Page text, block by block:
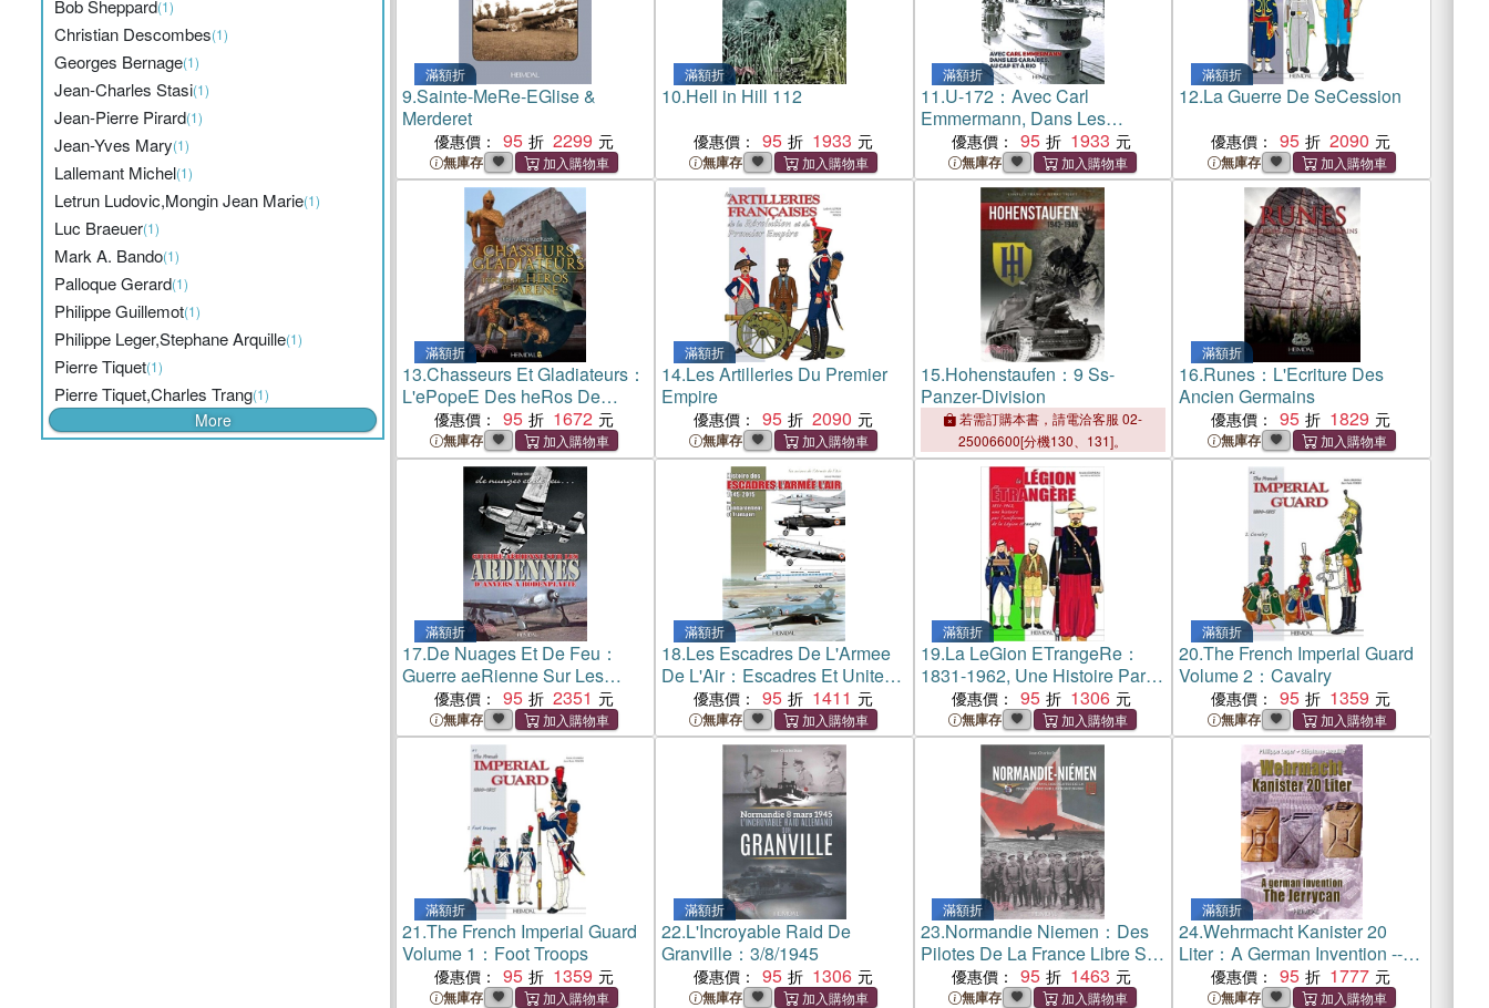
Bob Sheppard(1)
Christian Descombes(1)
Georges Bernage(1)
Jean-Charles Stasi(1)
Jean-Pierre Pirard(1)
Jean-Yves Mary(1)
Lallemant Michel(1)
Letrun Ludovic,Mongin Jean Marie(1)
Luc Braeuer(1)
Mark A. Bando(1)
Palloque Gerard(1)
Philippe Guillemot(1)
Philippe Leger,Stephane Arquille(1)
Pierre Tiquet(1)
Pierre Tiquet,Charles Trang(1)
More
滿額折
9.Sainte-MeRe-EGlise &
Merderet
優惠價： 95 2299
無庫存
滿額折
10.Hell in Hill 112
優惠價： 95 1933
無庫存
滿額折
11.U-172：Avec Carl
Emmermann, Dans Les
CariBES, Au Cap Et a Rio
優惠價： 95 1933
無庫存
滿額折
12.La Guerre De SeCession
優惠價： 95 2090
無庫存
滿額折
13.Chasseurs Et Gladiateurs：
L'ePopeE Des heRos De
L'AreNe
優惠價： 95 1672
無庫存
滿額折
14.Les Artilleries Du Premier
Empire
優惠價： 95 2090
無庫存
15.Hohenstaufen：9 Ss-
Panzer-Division
若需訂購本書，請電洽客服 02-
25006600[分機130、131]。
滿額折
16.Runes：L'Ecriture Des
Ancien Germains
優惠價： 95 1829
無庫存
滿額折
17.De Nuages Et De Feu：
Guerre aeRienne Sur Les
Ardennes d'Anvers a
Boddenplatte
優惠價： 95 2351
無庫存
滿額折
18.Les Escadres De L'Armee
De L'Air：Escadres Et Unites
De Bombardement Et De
Transport De 1945 a Nos Jours
(Inclus Glam, B-26 Et C-119
En Indochine)
優惠價： 95 1411
無庫存
滿額折
19.La LeGion ETrangeRe：
1831-1962, Une Histoire Par
l'Uniforme De La leGion
eTrangeRe
優惠價： 95 1306
無庫存
滿額折
20.The French Imperial Guard
Volume 2：Cavalry
優惠價： 95 1359
無庫存
滿額折
21.The French Imperial Guard
Volume 1：Foot Troops
優惠價： 95 1359
無庫存
滿額折
22.L'Incroyable Raid De
Granville：3/8/1945
優惠價： 95 1306
無庫存
滿額折
23.Normandie Niemen：Des
Pilotes De La France Libre Sur
Le Front Russe
優惠價： 95 1463
無庫存
滿額折
24.Wehrmacht Kanister 20
Liter：A German Invention --
the Jerrycan
優惠價： 95 1777
無庫存